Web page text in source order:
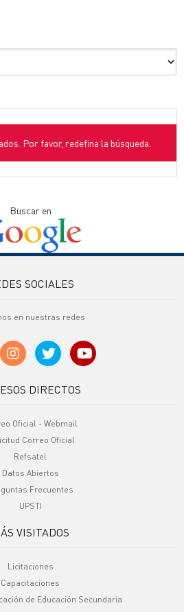
Por favor, redefina la búsqueda.
Buscar en
SOCIALES
en nuestras redes
DIRECTOS
Oficial - Webmail
Correo Oficial
Refsatel
Datos Abiertos
Frecuentes
UPSTI
VISITADOS
Licitaciones
Capacitaciones
de Educación Secundaria